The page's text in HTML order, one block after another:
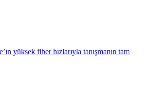
yüksek fiber hızlarıyla tanışmanın tam